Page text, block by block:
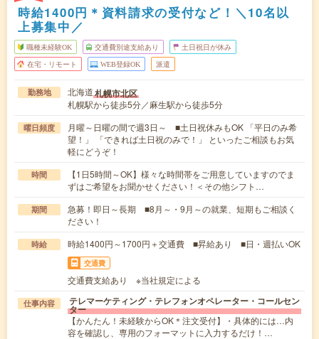
時給1400円＊資料請求の受付など！＼10名以
上募集中／
職種未経験OK 交通費別途支給あり 土日祝日が休み
在宅・リモート WEB登録OK 派遣
勤務地 北海道札幌市北区
札幌駅から徒歩5分／麻生駅から徒歩5分
曜日頻度
月曜～日曜の間で週3日～ ■土日祝休みもOK 「平日のみ希
望！」 「できれば土日祝のみで！」 といったご相談もお気
軽にどうぞ！
時間
【1日5時間～OK】様々な時間帯をご用意していますのでま
ずはご希望をお聞かせください！＜その他シフト…
期間
急募！即日～長期 ■8月～・9月～の就業、短期もご相談く
ださい！
時給 時給1400円～1700円＋交通費 ■昇給あり ■日・週払いOK
交通費
交通費支給あり ※当社規定による
仕事内容 テレマーケティング・テレフォンオペレーター・コールセン
ター
【かんたん！未経験からOK＊注文受付】・具体的には…内
容を確認し、専用のフォーマットに入力するだけ！…